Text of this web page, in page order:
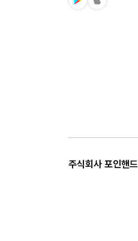
주식회사 포인핸드